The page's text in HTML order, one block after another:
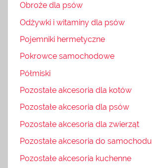
Obroże dla psów
Odżywki i witaminy dla psów
Pojemniki hermetyczne
Pokrowce samochodowe
Półmiski
Pozostałe akcesoria dla kotów
Pozostałe akcesoria dla psów
Pozostałe akcesoria dla zwierząt
Pozostałe akcesoria do samochodu
Pozostałe akcesoria kuchenne